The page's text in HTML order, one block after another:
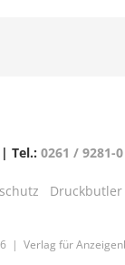
Tel.: 0261 / 9281-0
Druckbutler
| Verlag für